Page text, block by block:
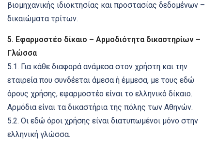
βιομηχανικής ιδιοκτησίας και προστασίας δεδομένων –
δικαιώματα τρίτων.
5. Εφαρμοστέο δίκαιο – Αρμοδιότητα δικαστηρίων –
Γλώσσα
5.1. Για κάθε διαφορά ανάμεσα στον χρήστη και την
εταιρεία που συνδέεται άμεσα ή έμμεσα, με τους εδώ
όρους χρήσης, εφαρμοστέο είναι το ελληνικό δίκαιο.
Αρμόδια είναι τα δικαστήρια της πόλης των Αθηνών.
5.2. Οι εδώ όροι χρήσης είναι διατυπωμένοι μόνο στην
ελληνική γλώσσα.